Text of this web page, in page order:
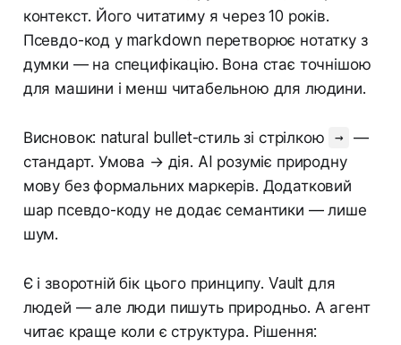
контекст. Його читатиму я через 10 років.
Псевдо-код у markdown перетворює нотатку з
думки — на специфікацію. Вона стає точнішою
для машини і менш читабельною для людини.
Висновок: natural bullet-стиль зі стрілкою →
—
стандарт. Умова → дія. AI розуміє природну
мову без формальних маркерів. Додатковий
шар псевдо-коду не додає семантики — лише
шум.
Є і зворотній бік цього принципу. Vault для
людей — але люди пишуть природньо. А агент
читає краще коли є структура. Рішення: